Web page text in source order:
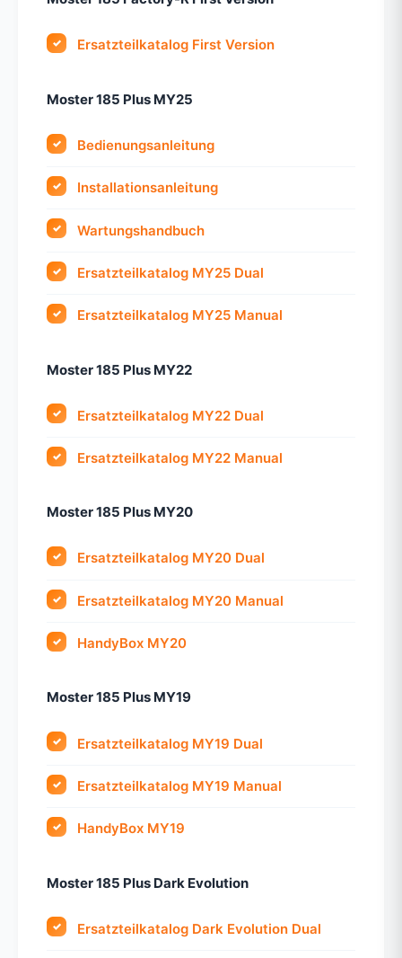
Ersatzteilkatalog First Version
Moster 185 Plus MY25
Bedienungsanleitung
Installationsanleitung
Wartungshandbuch
Ersatzteilkatalog MY25 Dual
Ersatzteilkatalog MY25 Manual
Moster 185 Plus MY22
Ersatzteilkatalog MY22 Dual
Ersatzteilkatalog MY22 Manual
Moster 185 Plus MY20
Ersatzteilkatalog MY20 Dual
Ersatzteilkatalog MY20 Manual
HandyBox MY20
Moster 185 Plus MY19
Ersatzteilkatalog MY19 Dual
Ersatzteilkatalog MY19 Manual
HandyBox MY19
Moster 185 Plus Dark Evolution
Ersatzteilkatalog Dark Evolution Dual